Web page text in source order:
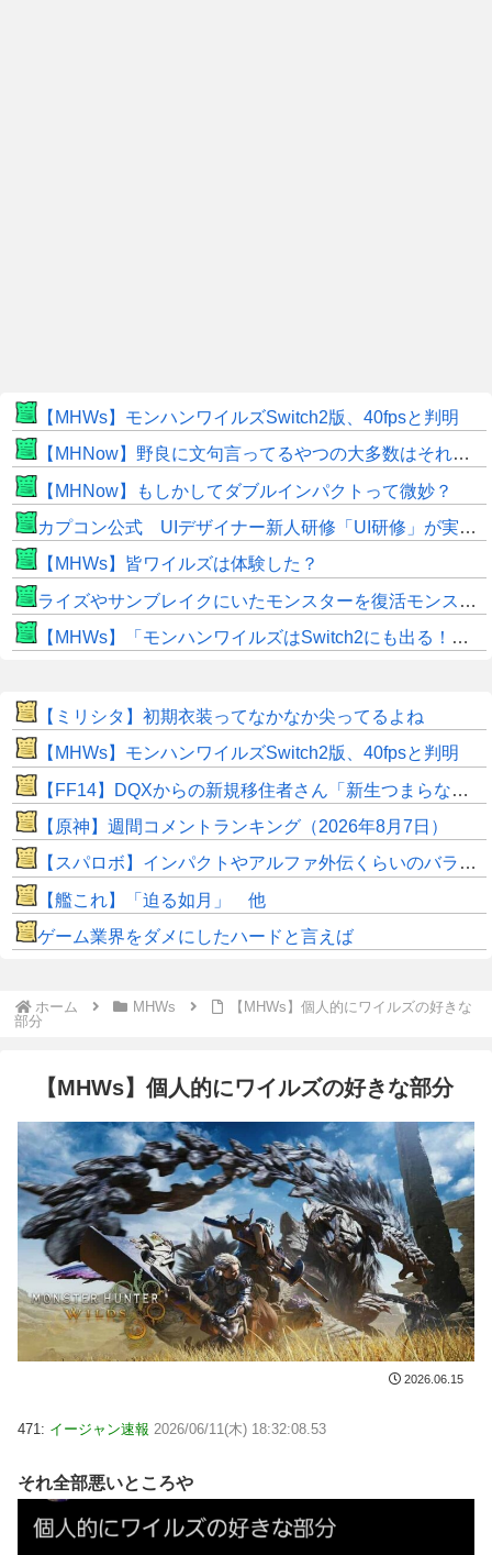
【MHWs】モンハンワイルズSwitch2版、40fpsと判明
【MHNow】野良に文句言ってるやつの大多数はそれしてないだけの雑魚だから聞く耳持つだけムダよ
【MHNow】もしかしてダブルインパクトって微妙？
カプコン公式 UIデザイナー新人研修「UI研修」が実装まで進みました！
【MHWs】皆ワイルズは体験した？
ライズやサンブレイクにいたモンスターを復活モンスターと呼ぶのはやめよう
【MHWs】「モンハンワイルズはSwitch2にも出る！」👈こいつにかけたい言葉ｗｗｗｗｗｗｗｗｗ
【ミリシタ】初期衣装ってなかなか尖ってるよね
【MHWs】モンハンワイルズSwitch2版、40fpsと判明
【FF14】DQXからの新規移住者さん「新生つまらないって聞いてたけど普通に面白くてワロタｗｗ」
【原神】週間コメントランキング（2026年8月7日）
【スパロボ】インパクトやアルファ外伝くらいのバランス求む！！ → インパクトも最終的にはコアブースターで雑魚は一撃で倒せてたけどね
【艦これ】「迫る如月」 他
ゲーム業界をダメにしたハードと言えば
ホーム MHWs
【MHWs】個人的にワイルズの好きな
部分
【MHWs】個人的にワイルズの好きな部分
2026.06.15
471: イージャン速報 2026/06/11(木) 18:32:08.53
それ全部悪いところや